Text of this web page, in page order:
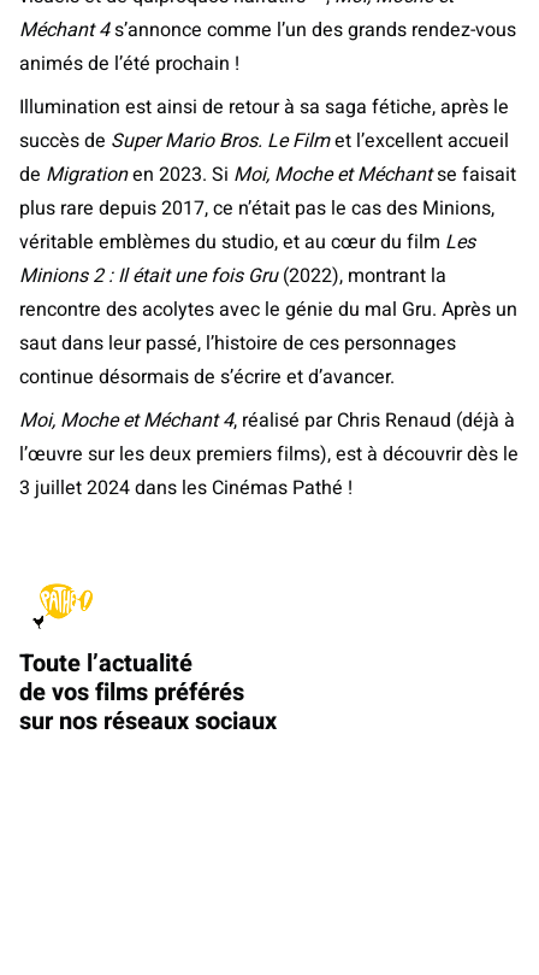
Méchant 4s’annonce comme l’un des grands rendez-vous
animés de l’été prochain !
Illumination est ainsi de retour à sa saga fétiche, après le
succès de Super Mario Bros. Le Filmet l’excellent accueil
de Migrationen 2023. Si Moi, Moche et Méchantse faisait
plus rare depuis 2017, ce n’était pas le cas des Minions,
véritable emblèmes du studio, et au cœur du film Les
Minions 2 : Il était une fois Gru(2022), montrant la
rencontre des acolytes avec le génie du mal Gru. Après un
saut dans leur passé, l’histoire de ces personnages
continue désormais de s’écrire et d’avancer.
Moi, Moche et Méchant 4, réalisé par Chris Renaud (déjà à
l’œuvre sur les deux premiers films), est à découvrir dès le
3 juillet 2024 dans les Cinémas Pathé !
Toute l’actualité
de vos films préférés
sur nos réseaux sociaux